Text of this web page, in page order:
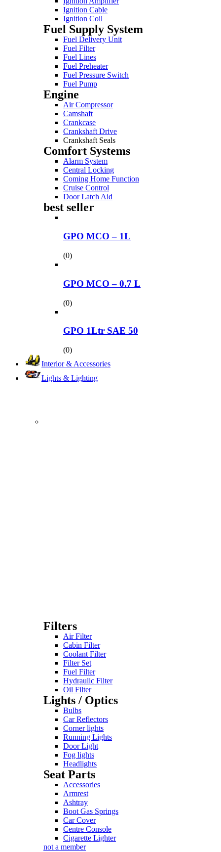
Ignition Cable
Ignition Coil
Fuel Supply System
Fuel Delivery Unit
Fuel Filter
Fuel Lines
Fuel Preheater
Fuel Pressure Switch
Fuel Pump
Engine
Air Compressor
Camshaft
Crankcase
Crankshaft Drive
Crankshaft Seals
Comfort Systems
Alarm System
Central Locking
Coming Home Function
Cruise Control
Door Latch Aid
best seller
GPO MCO – 1L
(0)
GPO MCO – 0.7 L
(0)
GPO 1Ltr SAE 50
(0)
Interior & Accessories
Lights & Lighting
Filters
Air Filter
Cabin Filter
Coolant Filter
Filter Set
Fuel Filter
Hydraulic Filter
Oil Filter
Lights / Optics
Bulbs
Car Reflectors
Corner lights
Running Lights
Door Light
Fog lights
Headlights
Seat Parts
Accessories
Armrest
Ashtray
Boot Gas Springs
Car Cover
Centre Console
Cigarette Lighter
not a member